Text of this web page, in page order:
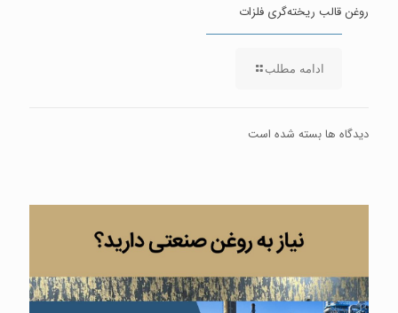
روغن قالب ریخته‌گری فلزات
ادامه مطلب
دیدگاه ها بسته شده است